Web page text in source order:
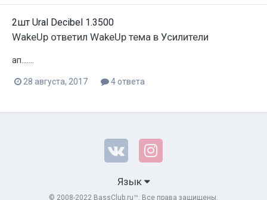
2шт Ural Decibel 1.3500
WakeUp ответил WakeUp тема в Усилители
ап.......
28 августа, 2017 4 ответа
Язык
© 2008-2022 BassClub.ru™. Все права защищены.